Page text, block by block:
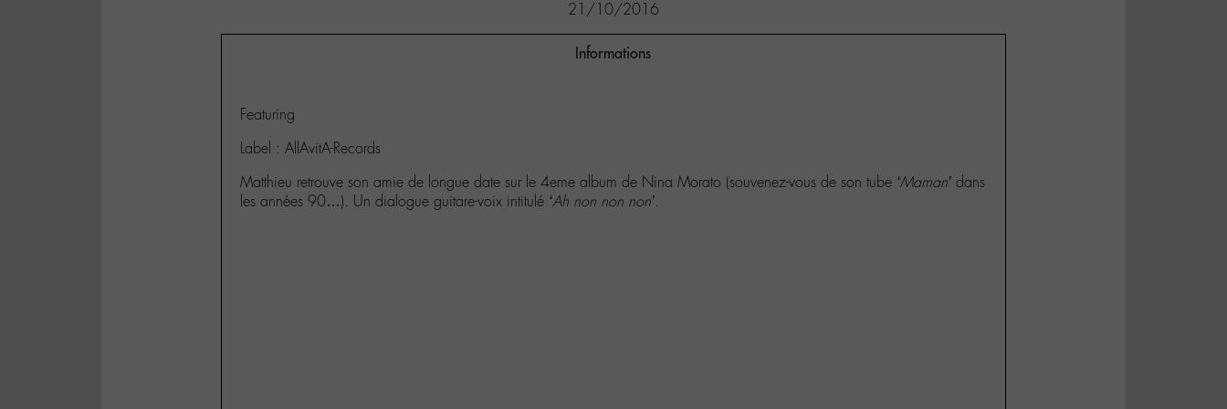
21/10/2016
Informations
Featuring
Label : AllAvitA-Records
Matthieu retrouve son amie de longue date sur le 4eme album de Nina Morato (souvenez-vous de son tube ‘Maman’dans
les années 90…). Un dialogue guitare-voix intitulé ‘Ah non non non’.